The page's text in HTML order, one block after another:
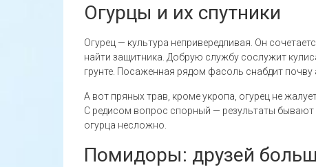
Огурцы и их спутники
Огурец — культура непривередливая. Он
найти защитника. Добрую службу сослужит
грунте. Посаженная рядом фасоль снабдит
А вот пряных трав, кроме укропа, огурец не
С редисом вопрос спорный — результаты
огурца несложно.
Помидоры: друзей